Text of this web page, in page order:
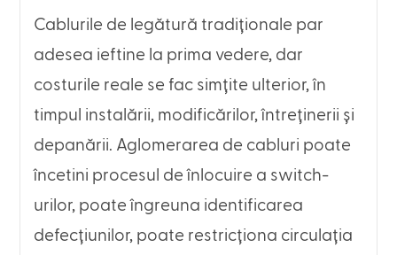
Cablurile de legătură tradiționale par
adesea ieftine la prima vedere, dar
costurile reale se fac simțite ulterior, în
timpul instalării, modificărilor, întreținerii și
depanării. Aglomerarea de cabluri poate
încetini procesul de înlocuire a switch-
urilor, poate îngreuna identificarea
defecțiunilor, poate restricționa circulația